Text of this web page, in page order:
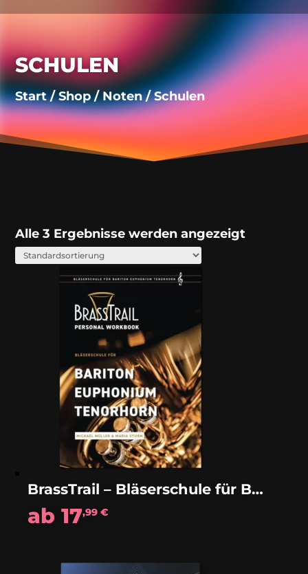
SCHULEN
Start/Shop/Noten/ Schulen
Alle 3 Ergebnisse werden angezeigt
BrassTrail – Bläserschule für Bariton, Euphonium & Tenorhorn
ab17,99€